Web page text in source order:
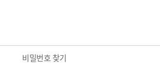
비밀번호 찾기